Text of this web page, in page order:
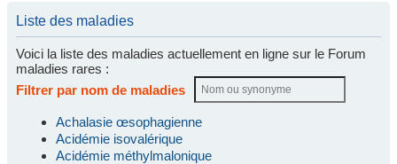
Liste des maladies
Voici la liste des maladies actuellement en ligne sur le Forum
maladies rares :
Filtrer par nom de maladies
Achalasie œsophagienne
Acidémie isovalérique
Acidémie méthylmalonique